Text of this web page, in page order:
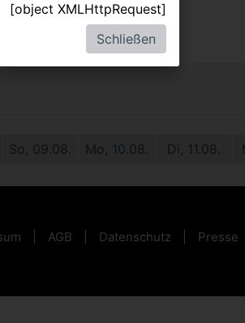
So, 09.08. Mo, 10.08. Di, 11.08.
AGB Datenschutz Presse
[object XMLHttpRequest]
Schließen